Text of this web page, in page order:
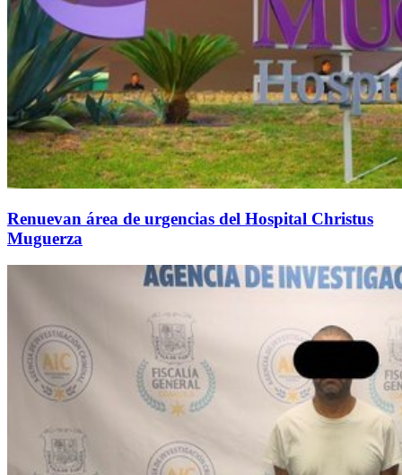
Renuevan área de urgencias del Hospital Christus
Muguerza